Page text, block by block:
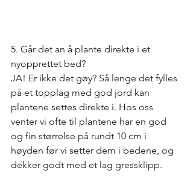
5. Går det an å plante direkte i et
nyopprettet bed?
JA! Er ikke det gøy? Så lenge det fylles
på et topplag med god jord kan
plantene settes direkte i. Hos oss
venter vi ofte til plantene har en god
og fin størrelse på rundt 10 cm i
høyden før vi setter dem i bedene, og
dekker godt med et lag gressklipp.